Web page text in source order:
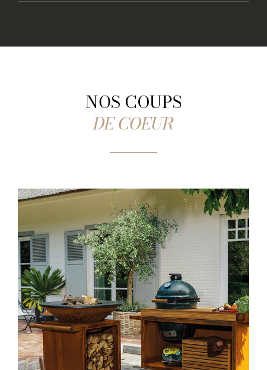
NOS COUPS
DE COEUR